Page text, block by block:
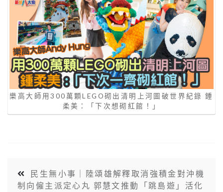
樂高大師用300萬顆LEGO砌出清明上河圖破世界紀錄 鍾
柔美：「下次想砌紅館！」
民生無小事｜陸頌雄解釋取消強積金對沖機
制向僱主派定心丸 郭慧文推動「跳島遊」活化